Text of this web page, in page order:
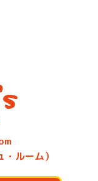
ルーム）